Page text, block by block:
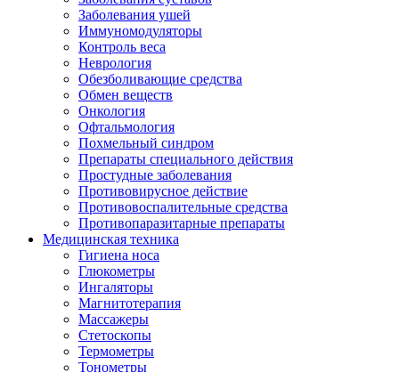
Заболевания ушей
Иммуномодуляторы
Контроль веса
Неврология
Обезболивающие средства
Обмен веществ
Онкология
Офтальмология
Похмельный синдром
Препараты специального действия
Простудные заболевания
Противовирусное действие
Противовоспалительные средства
Противопаразитарные препараты
Медицинская техника
Гигиена носа
Глюкометры
Ингаляторы
Магнитотерапия
Массажеры
Стетоскопы
Термометры
Тонометры